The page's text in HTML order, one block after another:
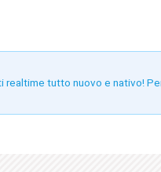
realtime tutto nuovo e nativo!